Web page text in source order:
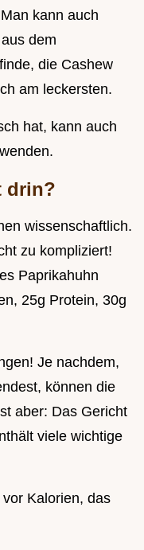
kann auch
dem
die Cashew
am leckersten.
hat, kann auch
drin?
wissenschaftlich.
zu kompliziert!
Paprikahuhn
25g Protein, 30g
Je nachdem,
können die
aber: Das Gericht
viele wichtige
Kalorien, das